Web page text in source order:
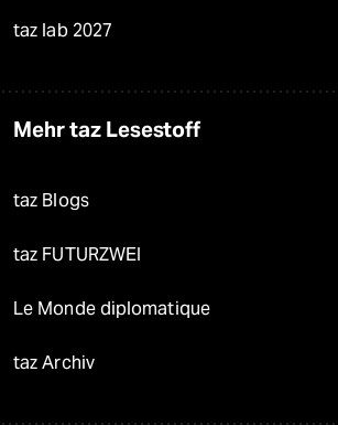
taz lab 2027
Mehr taz Lesestoff
taz Blogs
taz FUTURZWEI
Le Monde diplomatique
taz Archiv